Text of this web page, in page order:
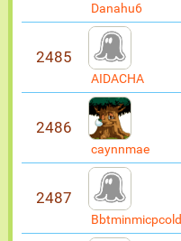
Danahu6
2485
AIDACHA
2486
caynnmae
2487
Bbtminmicpcold